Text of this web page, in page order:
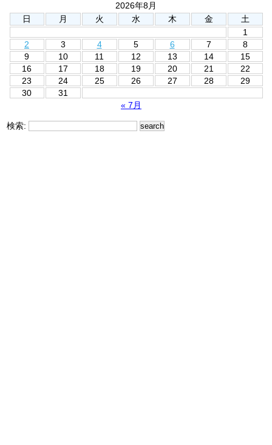
2026年8月
日
月 火 水 木 金
土
1
2
3 4 5 6 7
8
9
10 11 12 13 14
15
16
17 18 19 20 21
22
23
24 25 26 27 28
29
30
31
« 7月
検索: